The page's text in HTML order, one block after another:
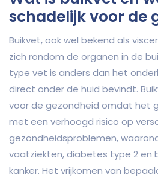
schadelijk voor de
Buikvet, ook wel bekend als
zich rondom de organen in de
type vet is anders dan het
direct onder de huid bevindt.
voor de gezondheid omdat het
met een verhoogd risico op
gezondheidsproblemen,
vaatziekten, diabetes type 2 en
kanker. Het vrijkomen van